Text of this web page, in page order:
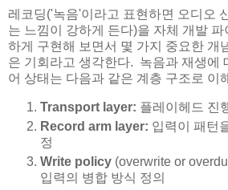
레코딩('녹음'이라고 표현하면 오디오
는 느낌이 강하게 든다)을 자체 개발
하게 구현해 보면서 몇 가지 중요한 개
은 기회라고 생각한다. 녹음과 재생에
어 상태는 다음과 같은 계층 구조로 이
Transport layer: 플레이헤드 진
Record arm layer: 입력이 패턴
정
Write policy (overwrite or
입력의 병합 방식 정의